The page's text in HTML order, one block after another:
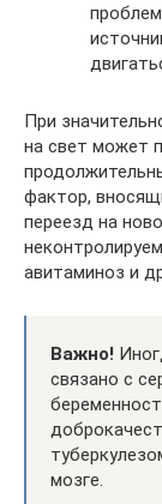
При
на свет может
фактор,
переезд на
авитаминоз и
Важно!
связано с
мозге.